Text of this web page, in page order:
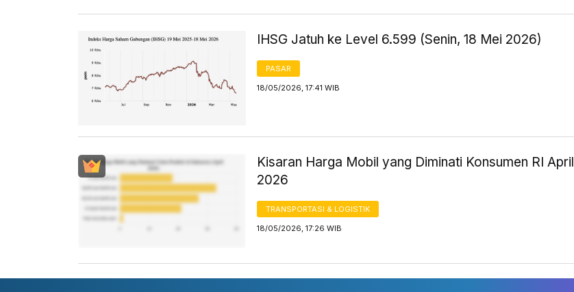
IHSG Jatuh ke Level 6.599 (Senin, 18 Mei 2026)
PASAR
18/05/2026, 17:41 WIB
Kisaran Harga Mobil yang Diminati Konsumen RI April
2026
TRANSPORTASI & LOGISTIK
18/05/2026, 17:26 WIB